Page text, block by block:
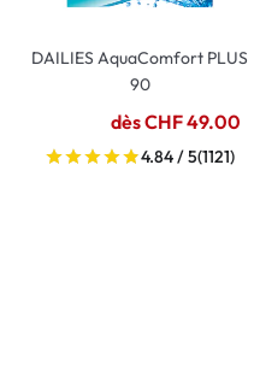
DAILIES AquaComfort PLUS
90
dès CHF 49.00
4.84 / 5(1121)